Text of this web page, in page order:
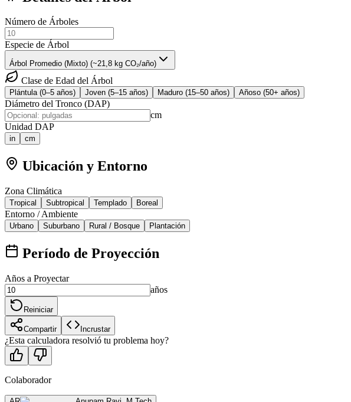
Número de Árboles
Especie de Árbol
Árbol Promedio (Mixto) (~21,8 kg CO₂/año)
Clase de Edad del Árbol
Plántula (0–5 años) Joven (5–15 años) Maduro (15–50 años) Añoso (50+ años)
Diámetro del Tronco (DAP)
cm
Unidad DAP
in cm
Ubicación y Entorno
Zona Climática
Tropical Subtropical Templado Boreal
Entorno / Ambiente
Urbano Suburbano Rural / Bosque Plantación
Período de Proyección
Años a Proyectar
años
Reiniciar
Compartir Incrustar
¿Esta calculadora resolvió tu problema hoy?
Colaborador